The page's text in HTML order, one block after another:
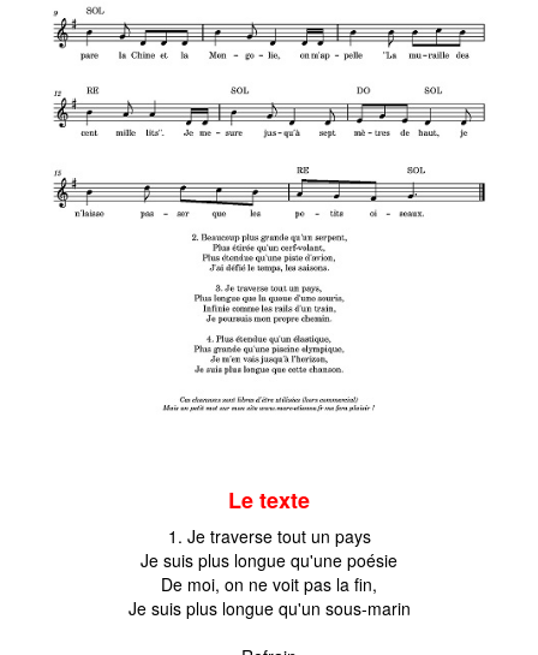
Le texte
1. Je traverse tout un pays
Je suis plus longue qu'une poésie
De moi, on ne voit pas la fin,
Je suis plus longue qu'un sous-marin